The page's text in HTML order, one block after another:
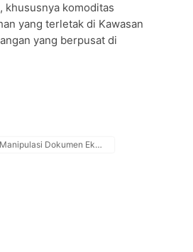
khususnya komoditas
yang terletak di Kawasan
yang berpusat di
Manipulasi Dokumen Ekspor